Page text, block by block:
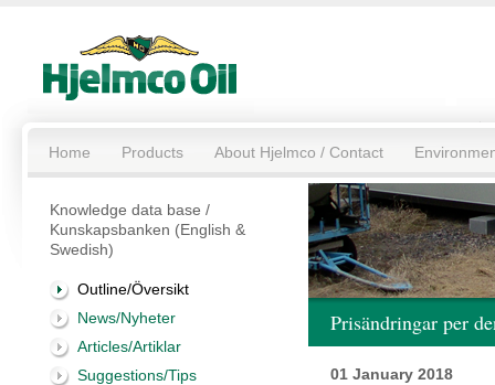
Home Products About Hjelmco / Contact
Knowledge data base /
Kunskapsbanken (English &
Swedish)
Outline/Översikt
News/Nyheter
Articles/Artiklar
Suggestions/Tips
Prisändringar per
01 January 2018